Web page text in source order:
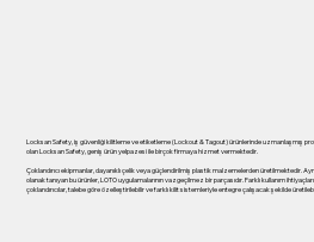
Locksan Safety, iş güvenliği kilitleme ve etiketleme (Lockout & Tagout) ürünlerinde uzmanlaşmış
olan Locksan Safety, geniş ürün yelpazesi ile birçok firmaya hizmet vermektedir.
Çoklandırıcı ekipmanlar, dayanıklı çelik veya güçlendirilmiş plastik malzemelerden üretilmektedir.
olanak tanıyan bu ürünler, LOTO uygulamalarının vazgeçilmez bir parçasıdır. Farklı kullanım
çoklandırıcılar, talebe göre özelleştirilebilir ve farklı kilit sistemleriyle entegre çalışacak şekilde